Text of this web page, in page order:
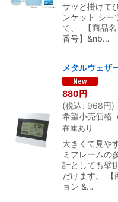
サッと掛けて
ンケット シー
て、 【商品
番号】&nb…
メタルウェザ
880円
(税込: 968円)
希望小売価格
在庫あり
大きくて見や
ミフレームの
計としても壁
だけます。 【
ョン &…